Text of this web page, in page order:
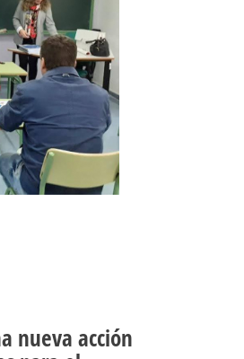
nueva acción